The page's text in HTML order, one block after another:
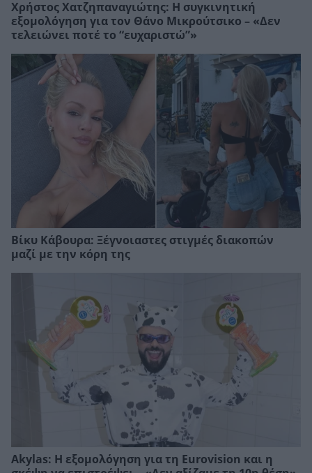
Χρήστος Χατζηπαναγιώτης: Η συγκινητική
εξομολόγηση για τον Θάνο Μικρούτσικο – «Δεν
τελειώνει ποτέ το “ευχαριστώ”»
Βίκυ Κάβουρα: Ξέγνοιαστες στιγμές διακοπών
μαζί με την κόρη της
Akylas: Η εξομολόγηση για τη Eurovision και η